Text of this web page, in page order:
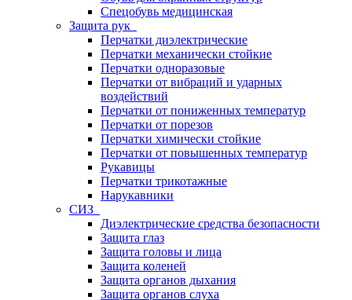
Спецобувь медицинская
Защита рук
Перчатки диэлектрические
Перчатки механически стойкие
Перчатки одноразовые
Перчатки от вибраций и ударных
воздействий
Перчатки от пониженных температур
Перчатки от порезов
Перчатки химически стойкие
Перчатки от повышенных температур
Рукавицы
Перчатки трикотажные
Нарукавники
СИЗ
Диэлектрические средства безопасности
Защита глаз
Защита головы и лица
Защита коленей
Защита органов дыхания
Защита органов слуха